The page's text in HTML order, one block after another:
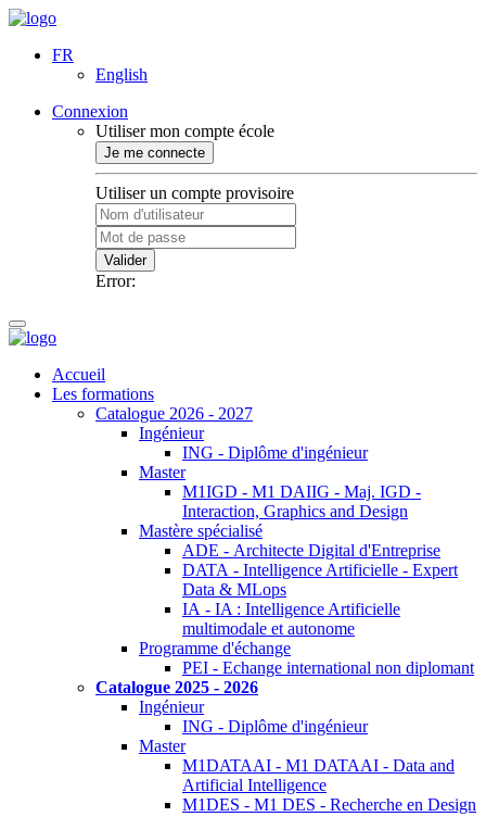
FR
English
Connexion
Utiliser mon compte école
Je me connecte
Utiliser un compte provisoire
Valider
Error:
Accueil
Les formations
Catalogue 2026 - 2027
Ingénieur
ING - Diplôme d'ingénieur
Master
M1IGD - M1 DAIIG - Maj. IGD -
Interaction, Graphics and Design
Mastère spécialisé
ADE - Architecte Digital d'Entreprise
DATA - Intelligence Artificielle - Expert
Data & MLops
IA - IA : Intelligence Artificielle
multimodale et autonome
Programme d'échange
PEI - Echange international non diplomant
Catalogue 2025 - 2026
Ingénieur
ING - Diplôme d'ingénieur
Master
M1DATAAI - M1 DATAAI - Data and
Artificial Intelligence
M1DES - M1 DES - Recherche en Design